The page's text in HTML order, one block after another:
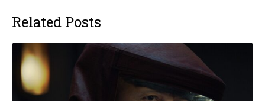
Related Posts